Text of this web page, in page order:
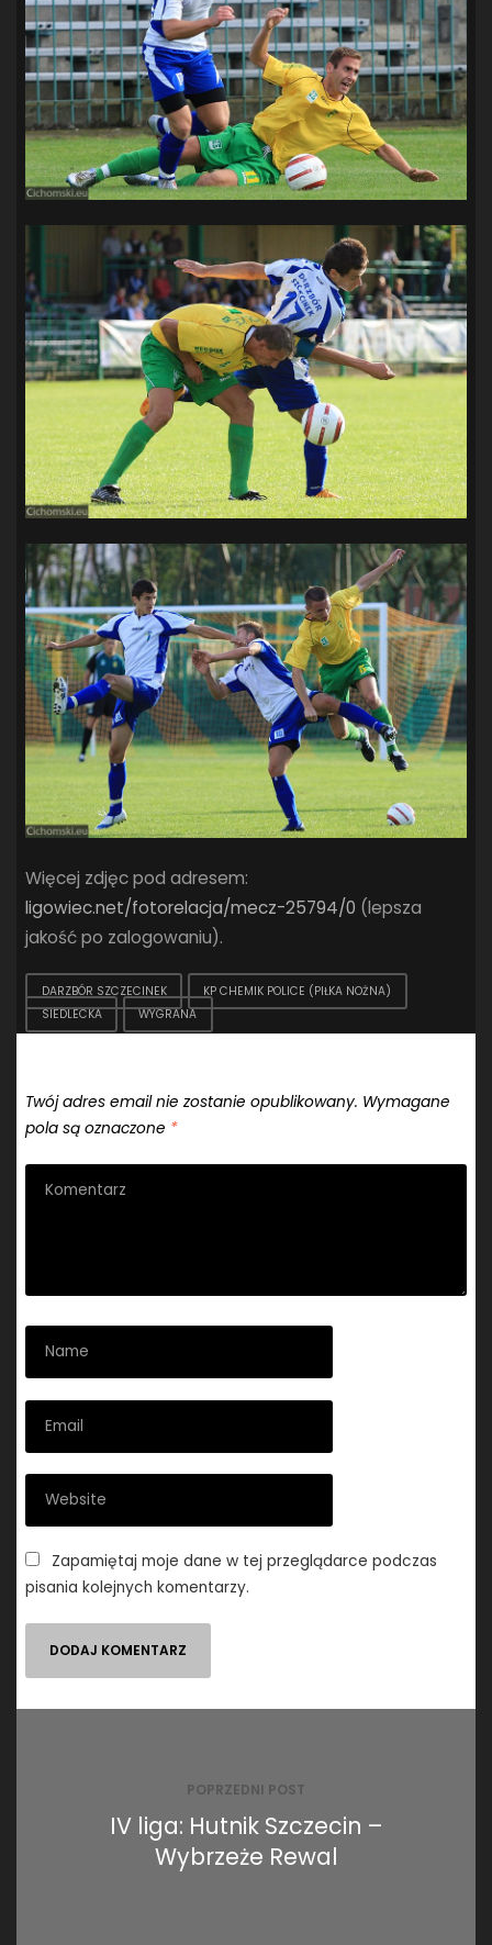
Więcej zdjęc pod adresem:
ligowiec.net/fotorelacja/mecz-25794/0 (lepsza
jakość po zalogowaniu).
DARZBÓR SZCZECINEK
KP CHEMIK POLICE (PIŁKA NOŻNA)
SIEDLECKA
WYGRANA
Twój adres email nie zostanie opublikowany. Wymagane
pola są oznaczone *
Zapamiętaj moje dane w tej przeglądarce podczas
pisania kolejnych komentarzy.
POPRZEDNI POST
IV liga: Hutnik Szczecin –
Wybrzeże Rewal